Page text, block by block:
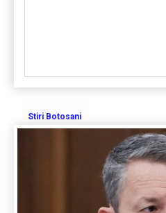
Stiri Botosani